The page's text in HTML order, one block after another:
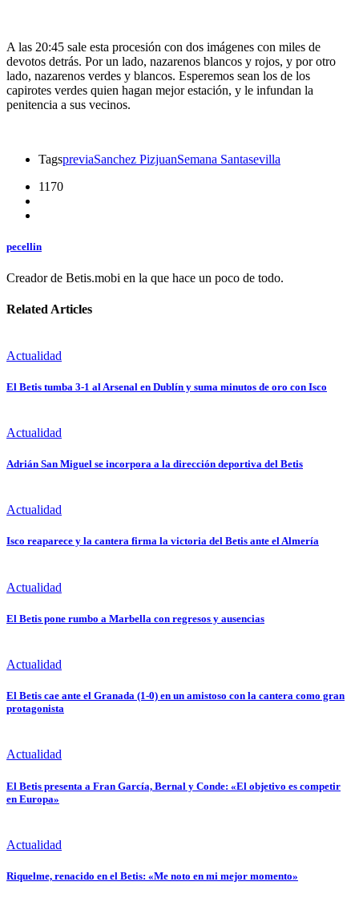
A las 20:45 sale esta procesión con dos imágenes con miles de
devotos detrás. Por un lado, nazarenos blancos y rojos, y por otro
lado, nazarenos verdes y blancos. Esperemos sean los de los
capirotes verdes quien hagan mejor estación, y le infundan la
penitencia a sus vecinos.
TagspreviaSanchez PizjuanSemana Santasevilla
1170
pecellin
Creador de Betis.mobi en la que hace un poco de todo.
Related Articles
Actualidad
El Betis tumba 3-1 al Arsenal en Dublín y suma minutos de oro con Isco
Actualidad
Adrián San Miguel se incorpora a la dirección deportiva del Betis
Actualidad
Isco reaparece y la cantera firma la victoria del Betis ante el Almería
Actualidad
El Betis pone rumbo a Marbella con regresos y ausencias
Actualidad
El Betis cae ante el Granada (1-0) en un amistoso con la cantera como gran
protagonista
Actualidad
El Betis presenta a Fran García, Bernal y Conde: «El objetivo es competir
en Europa»
Actualidad
Riquelme, renacido en el Betis: «Me noto en mi mejor momento»